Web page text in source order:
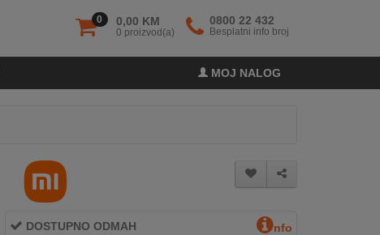
0 0,00 KM
0 proizvod(a)
0800 22 432
Besplatni info broj
MOJ NALOG
DOSTUPNO ODMAH nfo